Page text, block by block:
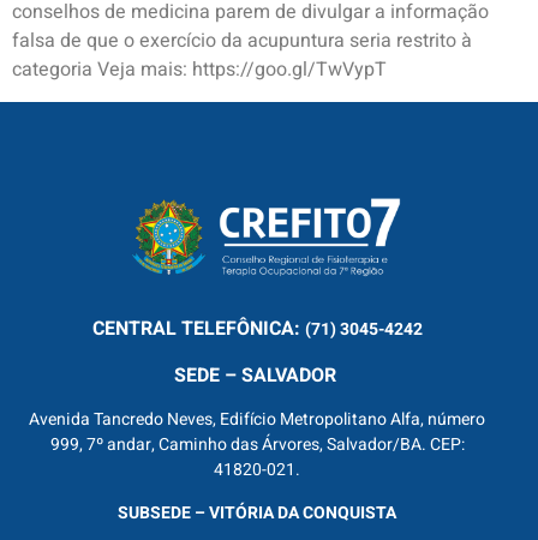
conselhos de medicina parem de divulgar a informação
falsa de que o exercício da acupuntura seria restrito à
categoria Veja mais: https://goo.gl/TwVypT
CENTRALTELEFÔNICA: (71) 3045-4242
SEDE – SALVADOR
Avenida Tancredo Neves, Edifício Metropolitano Alfa, número
999, 7º andar, Caminho das Árvores, Salvador/BA. CEP:
41820-021.
SUBSEDE – VITÓRIA DA CONQUISTA